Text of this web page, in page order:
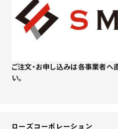
ご注文・お申し込みは各事業者へ
い。
ローズコーポレーション